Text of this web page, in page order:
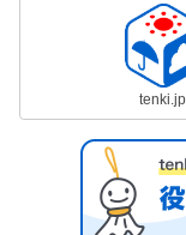
tenki.jp